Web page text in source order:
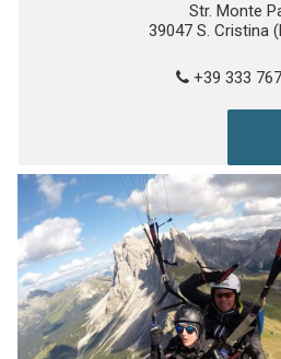
Str. Monte
39047 S. Cristina
+39 333